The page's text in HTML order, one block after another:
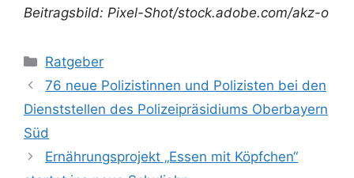
Beitragsbild: Pixel-Shot/stock.adobe.com/akz-o
Kategorien
Ratgeber
76 neue Polizistinnen und Polizisten bei den
Dienststellen des Polizeipräsidiums Oberbayern
Süd
Ernährungsprojekt „Essen mit Köpfchen“